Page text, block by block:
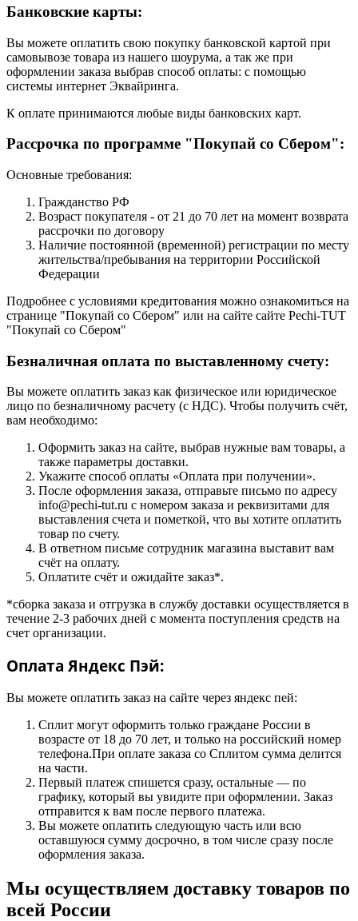
Банковские карты:
Вы можете оплатить свою покупку банковской картой при
самовывозе товара из нашего шоурума, а так же при
оформлении заказа выбрав способ оплаты: с помощью
системы интернет Эквайринга.
К оплате принимаются любые виды банковских карт.
Рассрочка по программе "Покупай со Сбером":
Основные требования:
Гражданство РФ
Возраст покупателя - от 21 до 70 лет на момент возврата
рассрочки по договору
Наличие постоянной (временной) регистрации по месту
жительства/пребывания на территории Российской
Федерации
Подробнее с условиями кредитования можно ознакомиться на
странице "Покупай со Сбером" или на сайте сайте Pechi-TUT
"Покупай со Сбером"
Безналичная оплата по выставленному счету:
Вы можете оплатить заказ как физическое или юридическое
лицо по безналичному расчету (с НДС). Чтобы получить счёт,
вам необходимо:
Оформить заказ на сайте, выбрав нужные вам товары, а
также параметры доставки.
Укажите способ оплаты «Оплата при получении».
После оформления заказа, отправьте письмо по адресу
info@pechi-tut.ru с номером заказа и реквизитами для
выставления счета и пометкой, что вы хотите оплатить
товар по счету.
В ответном письме сотрудник магазина выставит вам
счёт на оплату.
Оплатите счёт и ожидайте заказ*.
*сборка заказа и отгрузка в службу доставки осуществляется в
течение 2-3 рабочих дней с момента поступления средств на
счет организации.
Оплата Яндекс Пэй:
Вы можете оплатить заказ на сайте через яндекс пей:
Сплит могут оформить только граждане России в
возрасте от 18 до 70 лет, и только на российский номер
телефона.При оплате заказа со Сплитом сумма делится
на части.
Первый платеж спишется сразу, остальные — по
графику, который вы увидите при оформлении. Заказ
отправится к вам после первого платежа.
Вы можете оплатить следующую часть или всю
оставшуюся сумму досрочно, в том числе сразу после
оформления заказа.
Мы осуществляем доставку товаров по
всей России